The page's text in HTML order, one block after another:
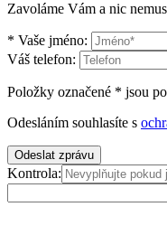
Zavoláme Vám a nic
* Vaše jméno:
Váš telefon:
Položky označené * jsou
Odesláním souhlasíte s
Odeslat zprávu
Kontrola: